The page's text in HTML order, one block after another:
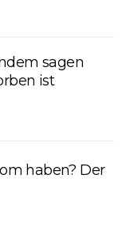
sagen
ist
haben? Der